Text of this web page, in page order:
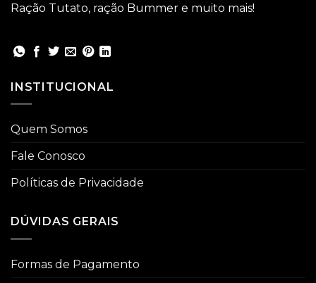
Ração Tutato, ração Bummer e muito mais!
INSTITUCIONAL
Quem Somos
Fale Conosco
Políticas de Privacidade
DÚVIDAS GERAIS
Formas de Pagamento